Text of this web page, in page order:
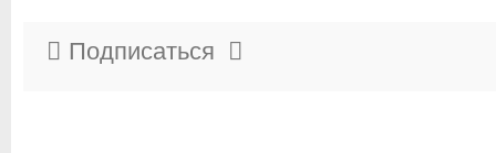
Подписаться